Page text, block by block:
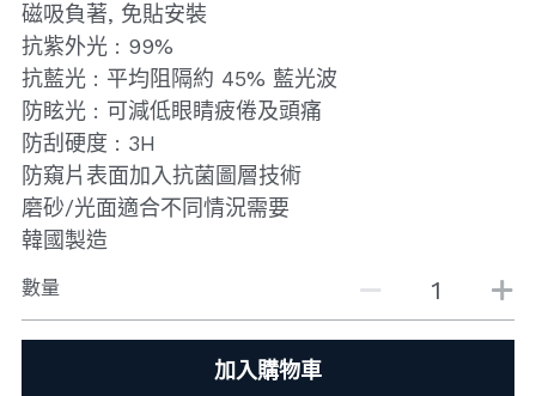
磁吸負著, 免貼安裝
抗紫外光 : 99%
抗藍光 : 平均阻隔約 45% 藍光波
防眩光 : 可減低眼睛疲倦及頭痛
防刮硬度 : 3H
防窺片表面加入抗菌圖層技術
磨砂/光面適合不同情況需要
韓國製造
數量
加入購物車